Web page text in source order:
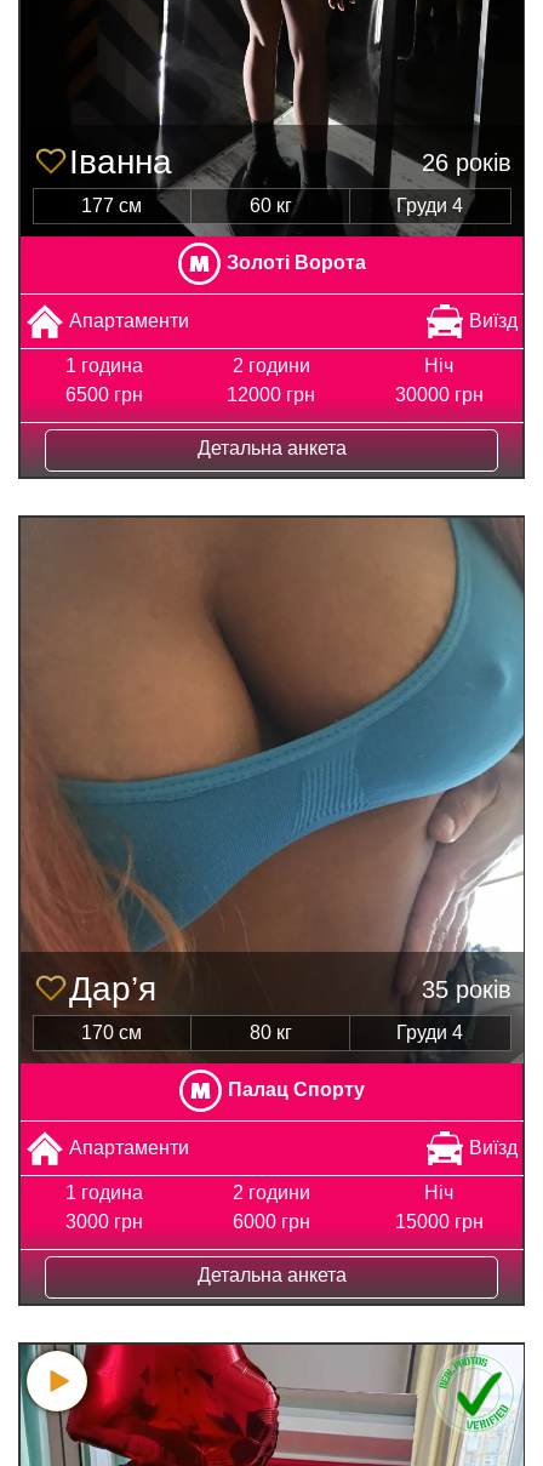
Іванна 26 років
177 см 60 кг Груди 4
Золоті Ворота
Апартаменти Виїзд
1 година
6500 грн
2 години
12000 грн
Ніч
30000 грн
Детальна анкета
Дар’я 35 років
170 см 80 кг Груди 4
Палац Спорту
Апартаменти Виїзд
1 година
3000 грн
2 години
6000 грн
Ніч
15000 грн
Детальна анкета